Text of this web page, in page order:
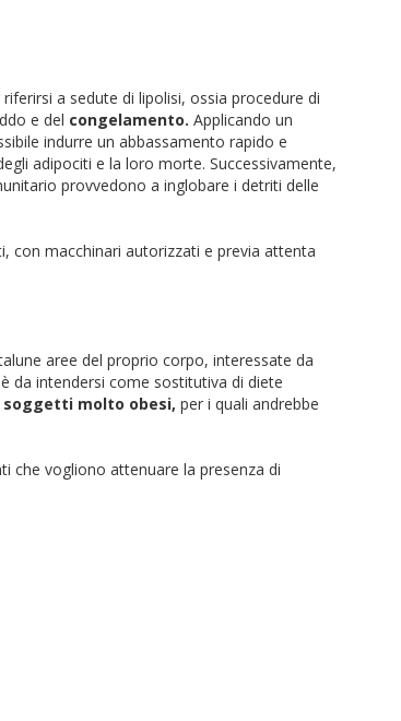
a sedute di lipolisi, ossia procedure di
e del congelamento. Applicando un
indurre un abbassamento rapido e
adipociti e la loro morte. Successivamente,
provvedono a inglobare i detriti delle
con macchinari autorizzati e previa attenta
aree del proprio corpo, interessate da
da intendersi come sostitutiva di diete
soggetti molto obesi, per i quali andrebbe
che vogliono attenuare la presenza di